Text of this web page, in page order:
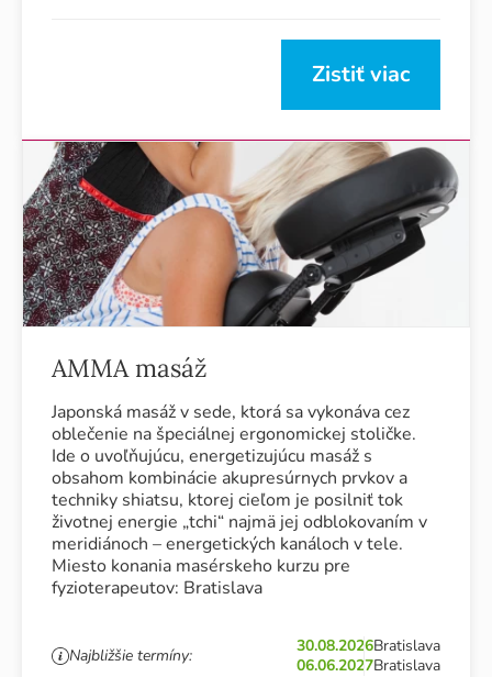
Zistiť viac
AMMA masáž
Japonská masáž v sede, ktorá sa vykonáva cez
oblečenie na špeciálnej ergonomickej stoličke.
Ide o uvoľňujúcu, energetizujúcu masáž s
obsahom kombinácie akupresúrnych prvkov a
techniky shiatsu, ktorej cieľom je posilniť tok
životnej energie „tchi“ najmä jej odblokovaním v
meridiánoch – energetických kanáloch v tele.
Miesto konania masérskeho kurzu pre
fyzioterapeutov: Bratislava
Najbližšie termíny: 30.08.2026Bratislava
06.06.2027Bratislava